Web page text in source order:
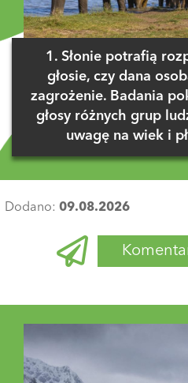
1. Słonie potrafią
głosie, czy dana
zagrożenie. Badania
głosy różnych grup
uwagę na wiek i
Dodano: 09.08.2026